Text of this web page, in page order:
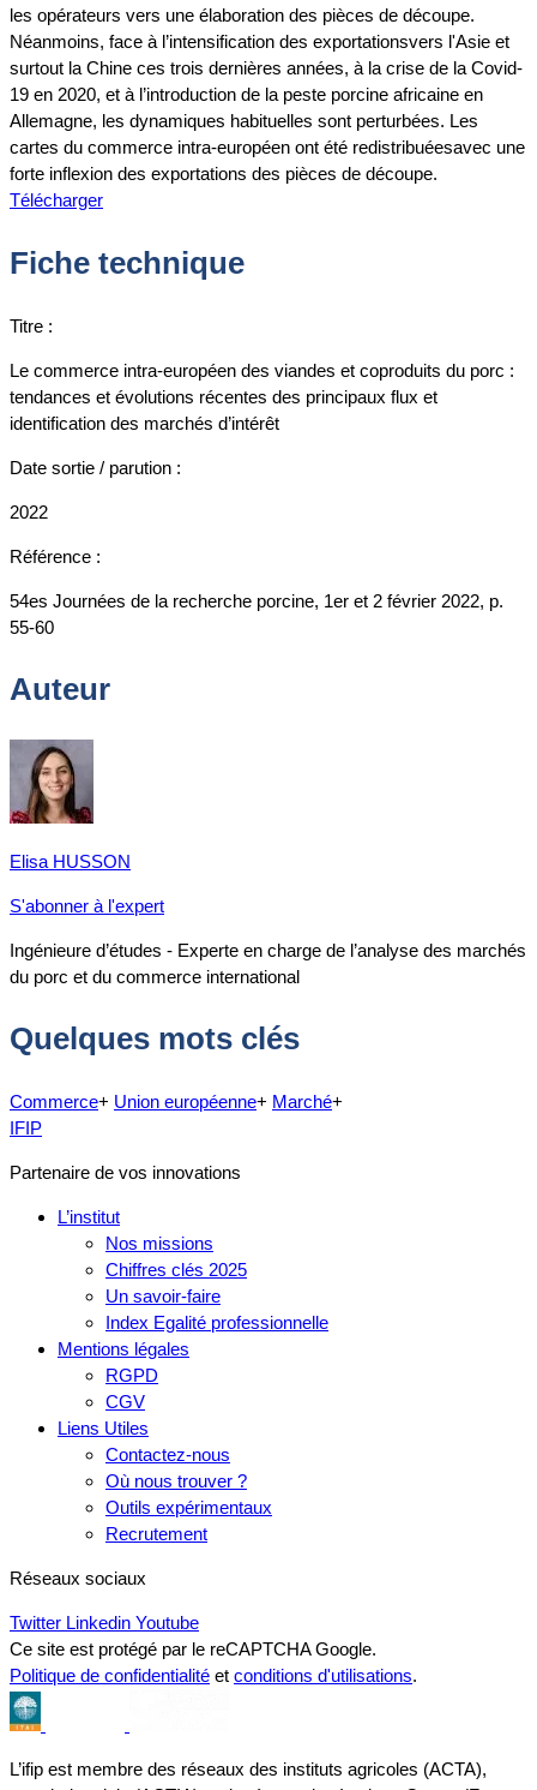
les opérateurs vers une élaboration des pièces de découpe.
Néanmoins, face à l’intensification des exportationsvers l'Asie et
surtout la Chine ces trois dernières années, à la crise de la Covid-
19 en 2020, et à l’introduction de la peste porcine africaine en
Allemagne, les dynamiques habituelles sont perturbées. Les
cartes du commerce intra-européen ont été redistribuéesavec une
forte inflexion des exportations des pièces de découpe.
Télécharger
Fiche technique
Titre :
Le commerce intra-européen des viandes et coproduits du porc :
tendances et évolutions récentes des principaux flux et
identification des marchés d’intérêt
Date sortie / parution :
2022
Référence :
54es Journées de la recherche porcine, 1er et 2 février 2022, p.
55-60
Auteur
Elisa HUSSON
S'abonner à l'expert
Ingénieure d’études - Experte en charge de l’analyse des marchés
du porc et du commerce international
Quelques mots clés
Commerce+ Union européenne+ Marché+
IFIP
Partenaire de vos innovations
L’institut
Nos missions
Chiffres clés 2025
Un savoir-faire
Index Egalité professionnelle
Mentions légales
RGPD
CGV
Liens Utiles
Contactez-nous
Où nous trouver ?
Outils expérimentaux
Recrutement
Réseaux sociaux
Twitter Linkedin Youtube
Ce site est protégé par le reCAPTCHA Google.
Politique de confidentialité et conditions d'utilisations.
L’ifip est membre des réseaux des instituts agricoles (ACTA),